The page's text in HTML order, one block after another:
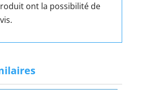
ont la possibilité de